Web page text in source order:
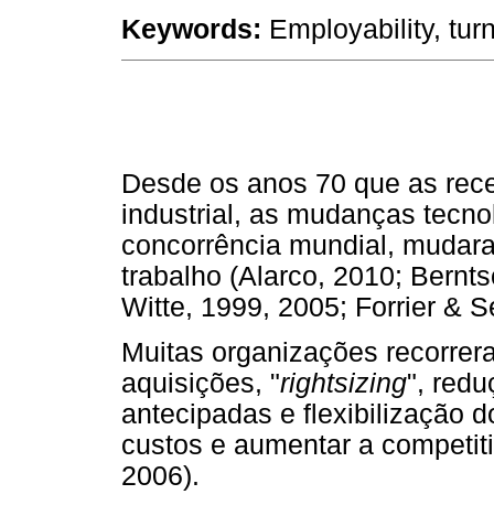
Keywords: Employability,
Desde os anos 70 que as
industrial, as mudanças
concorrência mundial,
trabalho (Alarco, 2010;
Witte, 1999, 2005; Forrier &
Muitas organizações
aquisições, "rightsizing",
antecipadas e flexibilização
custos e aumentar a
2006).